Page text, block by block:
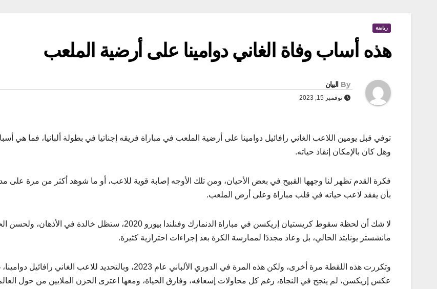
رياضة
هذه أساب وفاة الغاني دوامينا على أرضية الملعب
By البيان
نوفمبر 15, 2023
توفي قبل يومين اللاعب الغاني رافائيل دوامينا على أرضية الملعب في مباراة فريقه إجناتيا في بطولة ألبانيا، فما هي
وهل كان بالإمكان إنقاذ حياته.
فكرة القدم تظهر لنا وجهها القبيح في بعض الأحيان، ومن تلك الأوجه إصابة قوية للاعب، أو ما شوهد أكثر من مرة على
بأن يفقد لاعب حياته في قلب مباراة وعلى أرض الملعب.
لا شك أن لحظة سقوط كريستيان إريكسن في مباراة الدنمارك وفنلندا بيورو 2020، ستظل خالدة
مانشستر يونايتد الحالي، بل وعاد مجددًا لممارسة الكرة بعد إجراءات احترازية كثيرة.
وتكررت هذه اللقطة مرة أخرى، ولكن هذه المرة في الدوري الألباني عام 2023، وبالتحديد للاعب
عكس إريكسن، لم ينجح في النجاة، رغم كل محاولات إسعافه، وفارق الحياة، ومعها اعترى الحزن الملايين من حول